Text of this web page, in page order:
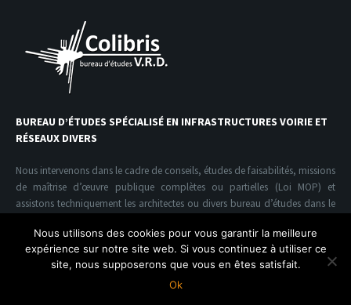
BUREAU D’ÉTUDES SPÉCIALISÉ EN INFRASTRUCTURES VOIRIE ET
RÉSEAUX DIVERS
Nous intervenons dans le cadre de conseils, études de faisabilités, missions
de maîtrise d’œuvre publique complètes ou partielles (Loi MOP) et
assistons techniquement les architectes ou divers bureau d’études dans le
Nous utilisons des cookies pour vous garantir la meilleure
expérience sur notre site web. Si vous continuez à utiliser ce
site, nous supposerons que vous en êtes satisfait.
Ok